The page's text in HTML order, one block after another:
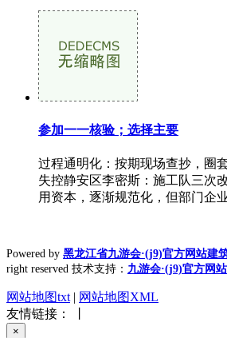
参加一一核验；选择主要
过程通明化：按期现场查抄，圈
失控静安区李密斯：施工队三次
用资本，逐渐规范化，但部门企
Powered by 黑龙江省九游会·(j9)官方网站建
right reserved 技术支持： 九游会·(j9)官方网站
网站地图txt | 网站地图XML
友情链接： 丨
×